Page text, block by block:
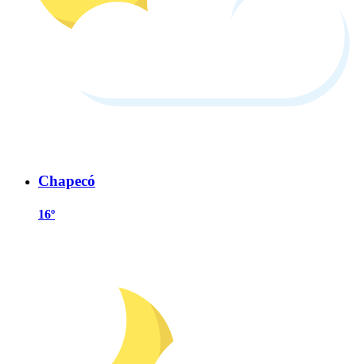
Chapecó
16º